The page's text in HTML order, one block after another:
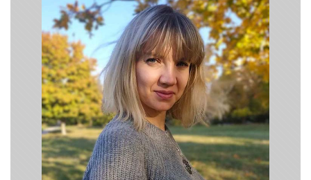
Ірина
Кузьменко
/ Директорка
конкурсу
"Перодактиль" /
Не стримуйте свою уяву, дозвольте
поринути у ваш фантастичний світ!
Пишіть!